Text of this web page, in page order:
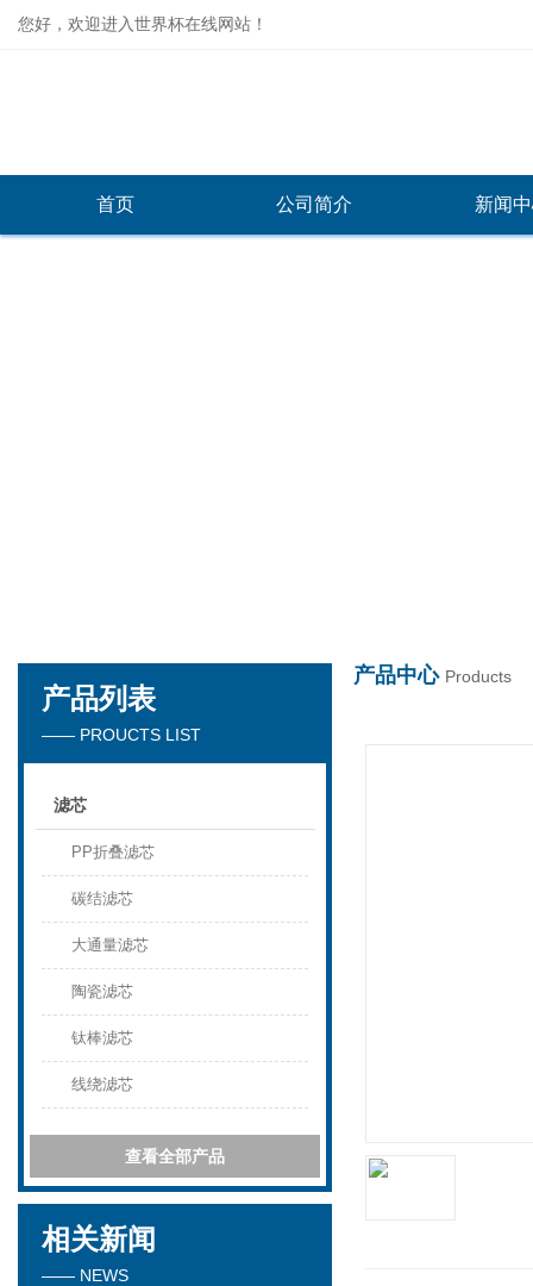
您好，欢迎进入世界杯在线网站！
首页 公司简介 新闻
产品中心 Products
产品列表
—— PROUCTS LIST
滤芯
PP折叠滤芯
碳结滤芯
大通量滤芯
陶瓷滤芯
钛棒滤芯
线绕滤芯
查看全部产品
相关新闻
—— NEWS